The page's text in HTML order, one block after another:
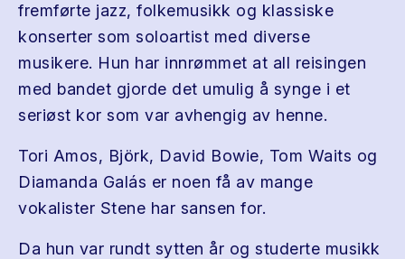
fremførte jazz, folkemusikk og klassiske
konserter som soloartist med diverse
musikere. Hun har innrømmet at all reisingen
med bandet gjorde det umulig å synge i et
seriøst kor som var avhengig av henne.
Tori Amos, Björk, David Bowie, Tom Waits og
Diamanda Galás er noen få av mange
vokalister Stene har sansen for.
Da hun var rundt sytten år og studerte musikk